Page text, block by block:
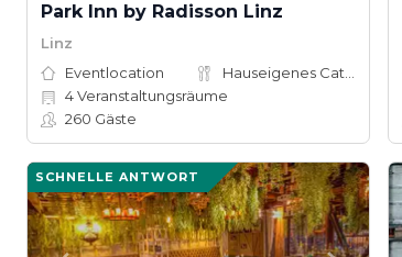
Park Inn by Radisson Linz
Linz
Eventlocation
4Veranstaltungsräume
260 Gäste
SCHNELLE ANTWORT